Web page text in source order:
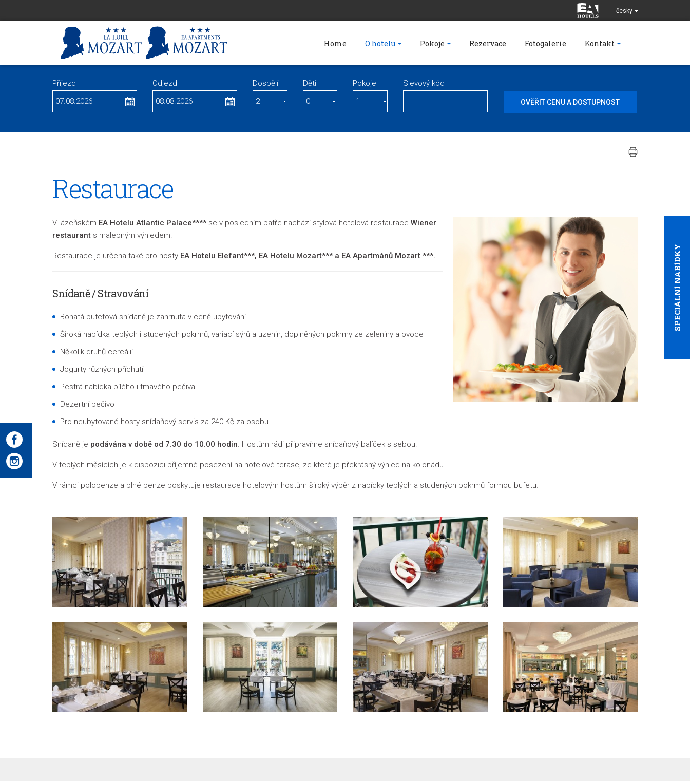
česky
Home O hotelu Pokoje Rezervace Fotogalerie Kontakt
Příjezd Odjezd Dospělí Děti Pokoje Slevový kód
SPECIÁLNÍ NABÍDKY
Restaurace
V lázeňském EA Hotelu Atlantic Palace**** se v posledním patře nachází stylová hotelová restaurace Wiener
restaurant s malebným výhledem.
Restaurace je určena také pro hosty EA Hotelu Elefant***, EA Hotelu Mozart*** a EA Apartmánů Mozart ***.
Snídaně / Stravování
Bohatá bufetová snídaně je zahrnuta v ceně ubytování
Široká nabídka teplých i studených pokrmů, variací sýrů a uzenin, doplněných pokrmy ze zeleniny a ovoce
Několik druhů cereálií
Jogurty různých příchutí
Pestrá nabídka bílého i tmavého pečiva
Dezertní pečivo
Pro neubytované hosty snídaňový servis za 240 Kč za osobu
Snídaně je podávána v době od 7.30 do 10.00 hodin. Hostům rádi připravíme snídaňový balíček s sebou.
V teplých měsících je k dispozici příjemné posezení na hotelové terase, ze které je překrásný výhled na kolonádu.
V rámci polopenze a plné penze poskytuje restaurace hotelovým hostům široký výběr z nabídky teplých a studených pokrmů formou bufetu.